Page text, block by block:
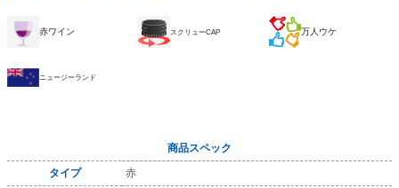
赤ワイン スクリューCAP 万人ウケ
ニュージーランド
商品スペック
タイプ
赤